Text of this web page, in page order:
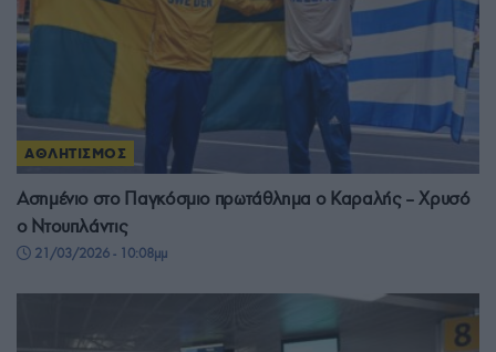
ΑΘΛΗΤΙΣΜΟΣ
Ασημένιο στο Παγκόσμιο πρωτάθλημα ο Καραλής – Χρυσό
ο Ντουπλάντις
21/03/2026 - 10:08μμ